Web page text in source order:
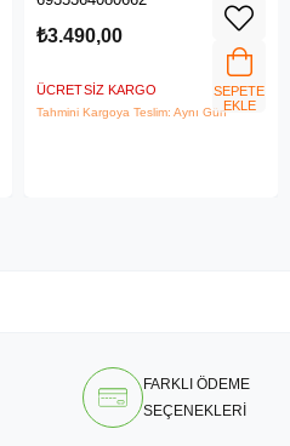
₺3.490,00
ÜCRETSIZ KARGO
Tahmini Kargoya Teslim: Aynı Gün
SEPETE
EKLE
FARKLI ÖDEME
SEÇENEKLERİ